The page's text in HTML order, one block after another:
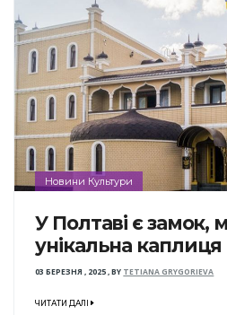
Новини Культури
У Полтаві є замок,
унікальна каплиця
03 БЕРЕЗНЯ , 2025,BY TETIANA GRYGORIEVA
ЧИТАТИ ДАЛІ